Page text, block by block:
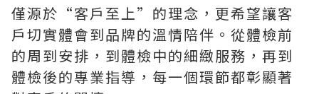
僅源於“客戶至上”的理念，更希望讓客
戶切實體會到品牌的溫情陪伴。從體檢前
的周到安排，到體檢中的細緻服務，再到
體檢後的專業指導，每一個環節都彰顯著